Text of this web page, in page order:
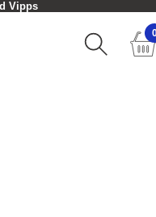
Vipps